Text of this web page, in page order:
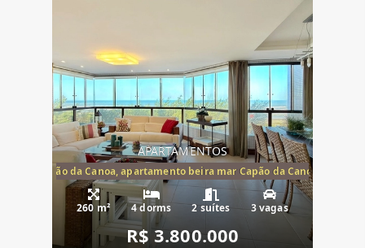
APARTAMENTOS
mar Capão da Canoa, apartamento beira mar Capão da Canoa,
260 m² 4 dorms 2 suítes 3 vagas
R$ 3.800.000